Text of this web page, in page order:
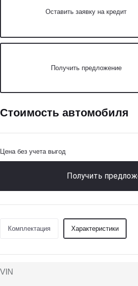
Оставить заявку на кредит
Получить предложение
Стоимость автомобиля
Цена без учета выгод
Получить
Комплектация Характеристики
VIN